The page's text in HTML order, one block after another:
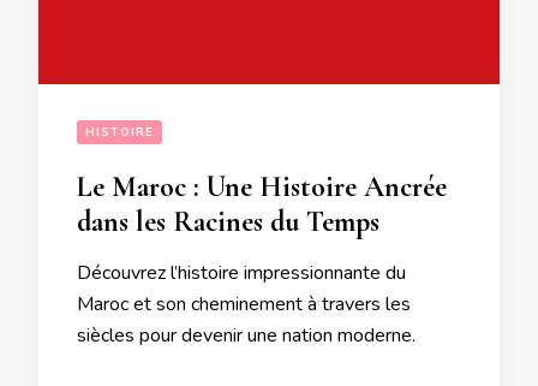
HISTOIRE
Le Maroc : Une Histoire Ancrée
dans les Racines du Temps
Découvrez l’histoire impressionnante du
Maroc et son cheminement à travers les
siècles pour devenir une nation moderne.